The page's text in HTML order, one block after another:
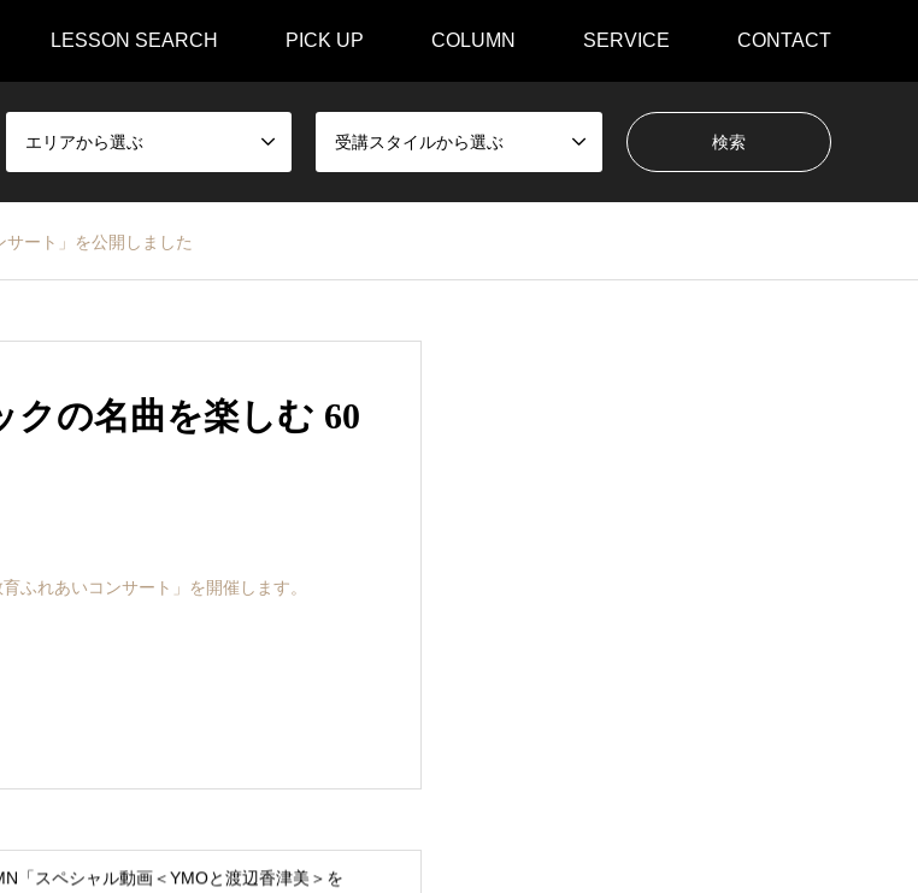
LESSON SEARCH PICK UP COLUMN SERVICE CONTACT
エリアから選ぶ 受講スタイルから選ぶ
ート」を公開しました
クの名曲を楽しむ 60
ふれあいコンサート」を開催します。
「スペシャル動画＜YMOと渡辺香津美＞を